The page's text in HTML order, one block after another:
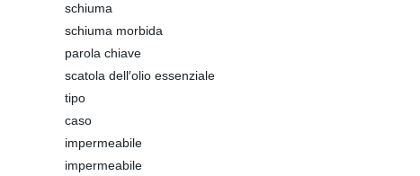
schiuma
schiuma morbida
parola chiave
scatola dell′olio essenziale
tipo
caso
impermeabile
impermeabile